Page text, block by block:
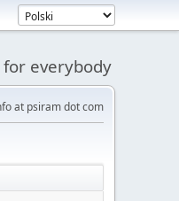
everybody
at psiram dot com